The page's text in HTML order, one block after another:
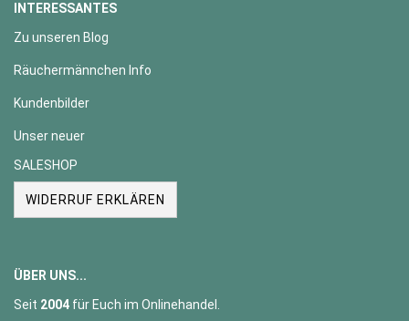
INTERESSANTES
Zu unseren Blog
Räuchermännchen Info
Kundenbilder
Unser neuer
SALESHOP
WIDERRUF ERKLÄREN
ÜBER UNS...
Seit 2004 für Euch im Onlinehandel.